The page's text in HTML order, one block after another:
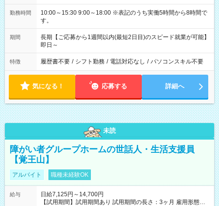
勤務時間
10:00～15:30 9:00～18:00 ※表記のうち実働5時間から8時間で
す。
期間
長期【ご応募から1週間以内(最短2日目)のスピード就業が可能】
即日～
特徴 履歴書不要 / シフト勤務 / 電話対応なし / パソコンスキル不要
気になる！ 応募する 詳細へ
未読
障がい者グループホームの世話人・生活支援員
【覚王山】
アルバイト 職種未経験OK
給与
日給7,125円～14,700円
【試用期間】試用期間あり 試用期間の長さ：3ヶ月 雇用形態、